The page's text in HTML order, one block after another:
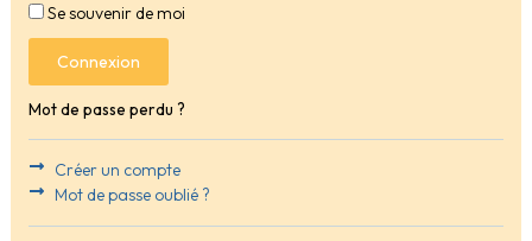
Se souvenir de moi
Connexion
Mot de passe perdu ?
Créer un compte
Mot de passe oublié ?